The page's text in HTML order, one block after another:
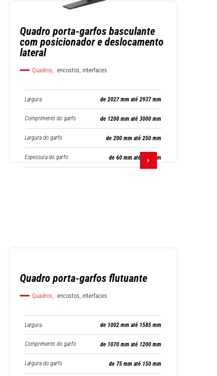
Quadro porta-garfos basculante
com posicionador e deslocamento
lateral
Quadros, encostos, interfaces
Largura de 2027 mm até 2937 mm
Comprimento do garfo de 1200 mm até 3000 mm
Largura do garfo de 200 mm até 250 mm
Espessura do garfo de 60 mm até 110 mm
Quadro porta-garfos flutuante
Quadros, encostos, interfaces
Largura de 1002 mm até 1585 mm
Comprimento do garfo de 1070 mm até 1200 mm
Largura do garfo de 75 mm até 150 mm